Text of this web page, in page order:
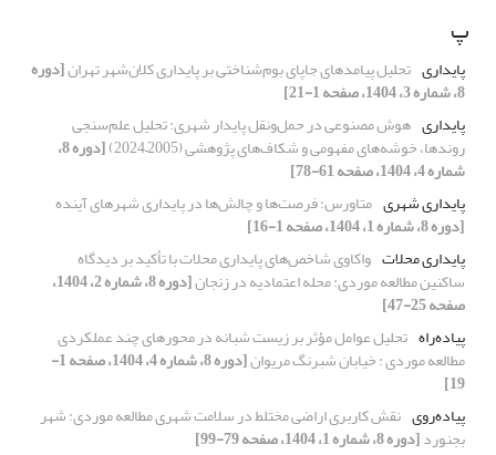
پ
پایداری تحلیل پیامدهای جاپای بوم‌شناختی بر پایداری کلان‌شهر تهران[دوره
8، شماره 3، 1404، صفحه 1-21]
پایداری هوش مصنوعی در حمل‌ونقل پایدار شهری: تحلیل علم‌سنجی
روندها، خوشه‌های مفهومی و شکاف‌های پژوهشی (2005–2024) [دوره 8،
شماره 4، 1404، صفحه 61-78]
پایداری شهری متاورس؛ فرصت‌ها و چالش‌ها در پایداری شهرهای آینده
[دوره 8، شماره 1، 1404، صفحه 1-16]
پایداری محلات واکاوی شاخص‌های پایداری محلات با تأکید بر دیدگاه
ساکنین مطالعه موردی: محله اعتمادیه در زنجان [دوره 8، شماره 2، 1404،
صفحه 25-47]
پیاده‌راه تحلیل عوامل مؤثر بر زیست شبانه در محورهای چند عملکردی
مطالعه موردی : خیابان شبرنگ مریوان [دوره 8، شماره 4، 1404، صفحه 1-
19]
پیاده‌روی نقش کاربری اراضی مختلط در سلامت شهری مطالعه موردی: شهر
بجنورد[دوره 8، شماره 1، 1404، صفحه 79-99]